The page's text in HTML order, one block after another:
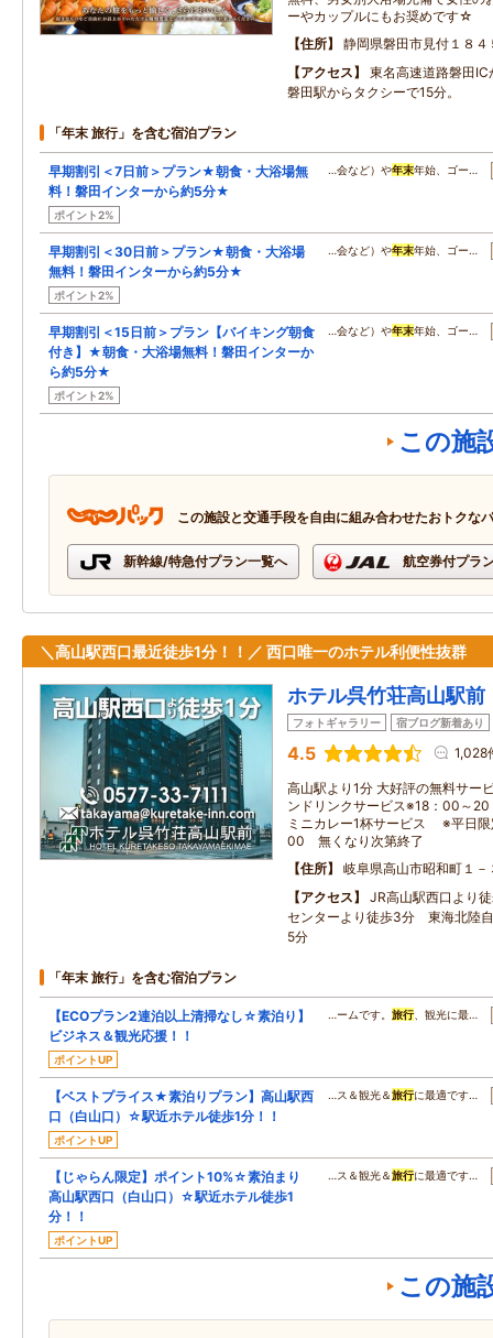
ーやカップルにもお奨めです☆
住所
静岡県磐田市見付１８４
アクセス
東名高速道路磐田
磐田駅からタクシーで15分。
「年末 旅行」を含む宿泊プラン
早期割引＜7日前＞プラン★朝食・大浴場無
料！磐田インターから約5分★
ポイント2%
…会など）や年末年始、ゴー…
早期割引＜30日前＞プラン★朝食・大浴場
無料！磐田インターから約5分★
ポイント2%
…会など）や年末年始、ゴー…
早期割引＜15日前＞プラン【バイキング朝食
付き】★朝食・大浴場無料！磐田インターか
ら約5分★
ポイント2%
…会など）や年末年始、ゴー…
この施
この施設と交通手段を自由に組み合わせたおトクな
新幹線/特急付プラン一覧へ 航空券付プラ
＼高山駅西口最近徒歩1分！！／ 西口唯一のホテル利便性抜群
ホテル呉竹荘高山駅前
フォトギャラリー 宿ブログ新着あり
4.5 1,028
高山駅より1分 大好評の無料サー
ンドリンクサービス※18：00～
ミニカレー1杯サービス ※平日
00 無くなり次第終了
住所
岐阜県高山市昭和町１－
アクセス
JR高山駅西口より
センターより徒歩3分 東海北陸
5分
「年末 旅行」を含む宿泊プラン
【ECOプラン2連泊以上清掃なし☆素泊り】
ビジネス＆観光応援！！
ポイントUP
…ームです。 旅行、観光に最…
【ベストプライス★素泊りプラン】高山駅西
口（白山口）☆駅近ホテル徒歩1分！！
ポイントUP
…ス＆観光＆旅行に最適です…
【じゃらん限定】ポイント10%☆素泊まり
高山駅西口（白山口）☆駅近ホテル徒歩1
分！！
ポイントUP
…ス＆観光＆旅行に最適です…
この施